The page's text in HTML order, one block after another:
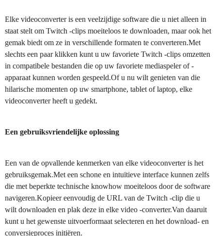
Elke videoconverter is een veelzijdige software die u niet alleen in
staat stelt om Twitch -clips moeiteloos te downloaden, maar ook het
gemak biedt om ze in verschillende formaten te converteren.Met
slechts een paar klikken kunt u uw favoriete Twitch -clips omzetten
in compatibele bestanden die op uw favoriete mediaspeler of -
apparaat kunnen worden gespeeld.Of u nu wilt genieten van die
hilarische momenten op uw smartphone, tablet of laptop, elke
videoconverter heeft u gedekt.
Een gebruiksvriendelijke oplossing
Een van de opvallende kenmerken van elke videoconverter is het
gebruiksgemak.Met een schone en intuïtieve interface kunnen zelfs
die met beperkte technische knowhow moeiteloos door de software
navigeren.Kopieer eenvoudig de URL van de Twitch -clip die u
wilt downloaden en plak deze in elke video -converter.Van daaruit
kunt u het gewenste uitvoerformaat selecteren en het download- en
conversieproces initiëren.